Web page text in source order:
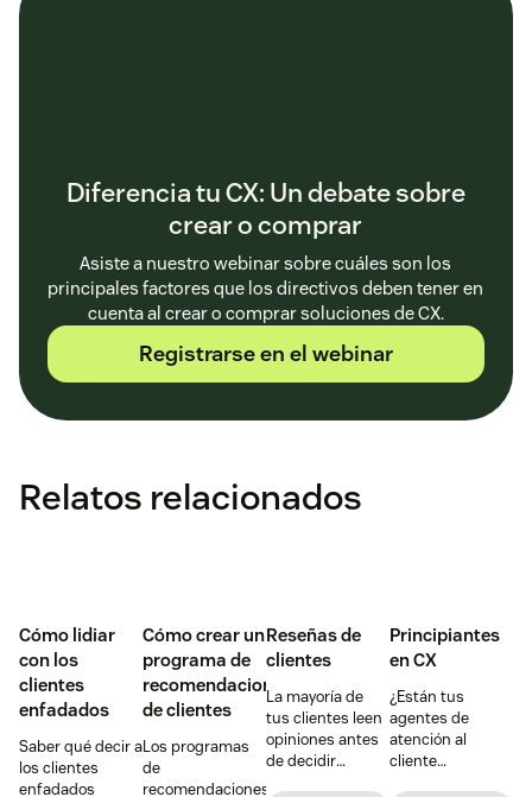
Diferencia tu CX: Un debate sobre
crear o comprar
Asiste a nuestro webinar sobre cuáles son los
principales factores que los directivos deben tener en
cuenta al crear o comprar soluciones de CX.
Registrarse en el webinar
Relatos relacionados
Cómo lidiar
con los
clientes
enfadados
Saber qué decir a
los clientes
enfadados
Cómo crear un
programa de
recomendaciones
de clientes
Los programas
de
recomendaciones
Reseñas de
clientes
La mayoría de
tus clientes leen
opiniones antes
de decidir
Principiantes
en CX
¿Están tus
agentes de
atención al
cliente